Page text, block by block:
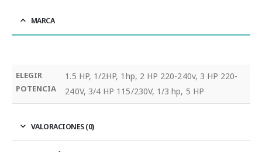
MARCA
ELEGIR
POTENCIA
1.5 HP, 1/2HP, 1hp, 2 HP 220-240v, 3 HP 220-
240V, 3/4 HP 115/230V, 1/3 hp, 5 HP
VALORACIONES (0)